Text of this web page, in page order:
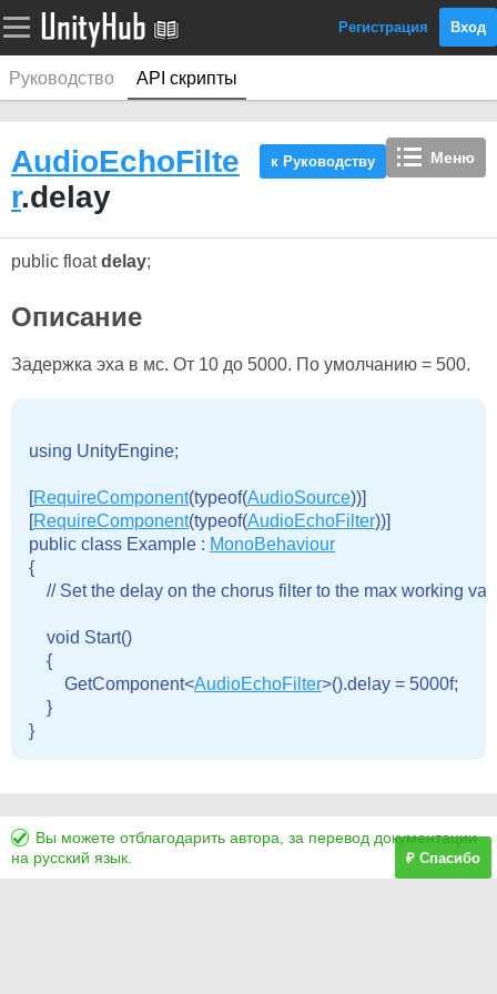
Регистрация Вход
Руководство API скрипты
Меню
к Руководству
AudioEchoFilte
r.delay
public floatdelay;
Описание
Задержка эха в мс. От 10 до 5000. По умолчанию = 500.
using UnityEngine;
[RequireComponent(typeof(AudioSource))]
[RequireComponent(typeof(AudioEchoFilter))]
public class Example : MonoBehaviour
{
// Set the delay on the chorus filter to the max working
    void Start()
    {
        GetComponent<
AudioEchoFilter>().delay = 5000f;
    }
Вы можете отблагодарить автора, за перевод документации
на русский язык.
₽ Спасибо